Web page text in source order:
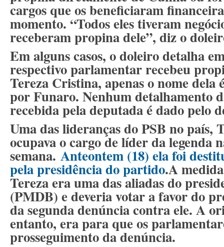
cargos que os beneficiaram
momento. “Todos eles tiveram
receberam propina dele”, diz o
Em alguns casos, o doleiro detalha
respectivo parlamentar recebeu
Tereza Cristina, apenas o nome dela
por Funaro. Nenhum detalhamento
recebida pela deputada é dado pelo
Uma das lideranças do PSB no país,
ocupava o cargo de líder da legenda
semana. Anteontem (18) ela foi
pela presidência do partido.A
Tereza era uma das aliadas do
(PMDB) e deveria votar a favor do
da segunda denúncia contra ele. A
entanto, era para que os
prosseguimento da denúncia.